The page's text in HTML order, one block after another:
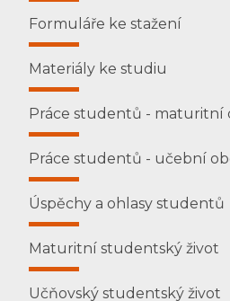
Formuláře ke stažení
Materiály ke studiu
Práce studentů - maturitní
Práce studentů - učební
Úspěchy a ohlasy studentů
Maturitní studentský život
Učňovský studentský život